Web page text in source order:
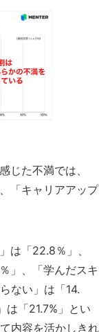
じた不満では、
「キャリアアップ
は「22.8％」、
」、「学んだスキ
ない」は「14.
は「21.7%」とい
内容を活かしきれ